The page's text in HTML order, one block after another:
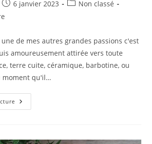
Publication
publiée :
6 janvier 2023
PostNon classé
de mes autres grandes passions c'est
amoureusement attirée vers toute
terre cuite, céramique, barbotine, ou
moment qu'il…
Passion
Vaisselle